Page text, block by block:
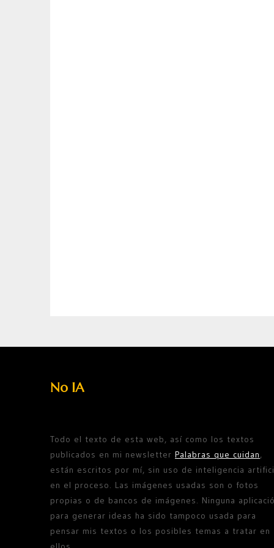
No IA
Todo el texto de esta web, así como los textos
publicados en mi newsletter Palabras que cuidan,
están escritos por mí, sin uso de inteligencia
en el proceso. Las imágenes usadas son o fotos
propias o de bancos de imágenes. Ninguna
para generar ideas ha sido tampoco usada para
pensar mis textos o los posibles temas a tratar en